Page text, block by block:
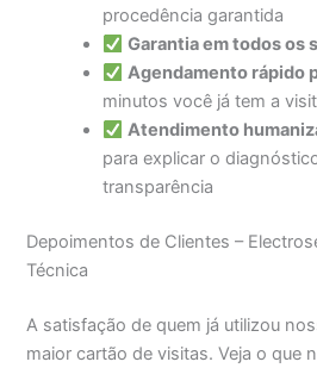
procedência garantida
Garantia em todos os
Agendamento rápido
minutos você já tem a
Atendimento
para explicar o
transparência
Depoimentos de Clientes –
Técnica
A satisfação de quem já utilizou
maior cartão de visitas. Veja o que